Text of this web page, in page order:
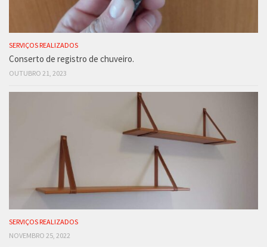
SERVIÇOS REALIZADOS
Conserto de registro de chuveiro.
OUTUBRO 21, 2023
SERVIÇOS REALIZADOS
NOVEMBRO 25, 2022